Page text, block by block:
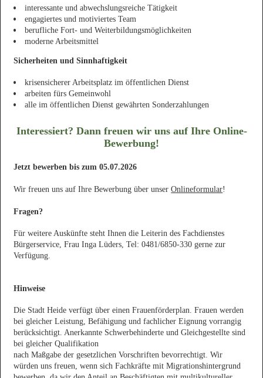
interessante und abwechslungsreiche Tätigkeit
engagiertes und motiviertes Team
berufliche Fort- und Weiterbildungsmöglichkeiten
moderne Arbeitsmittel
Sicherheiten und Sinnhaftigkeit
krisensicherer Arbeitsplatz im öffentlichen Dienst
arbeiten fürs Gemeinwohl
alle im öffentlichen Dienst gewährten Sonderzahlungen
Interessiert? Dann freuen wir uns auf Ihre Online-
Bewerbung!
Jetzt bewerben bis zum 05.07.2026
Wir freuen uns auf Ihre Bewerbung über unserOnlineformular!
Fragen?
Für weitere Auskünfte steht Ihnen die Leiterin des Fachdienstes
Bürgerservice, Frau Inga Lüders, Tel: 0481/6850-330 gerne zur
Verfügung.
Hinweise
Die Stadt Heide verfügt über einen Frauenförderplan. Frauen werden
bei gleicher Leistung, Befähigung und fachlicher Eignung vorrangig
berücksichtigt. Anerkannte Schwerbehinderte und Gleichgestellte sind
bei gleicher Qualifikation
nach Maßgabe der gesetzlichen Vorschriften bevorrechtigt. Wir
würden uns freuen, wenn sich Fachkräfte mit Migrationshintergrund